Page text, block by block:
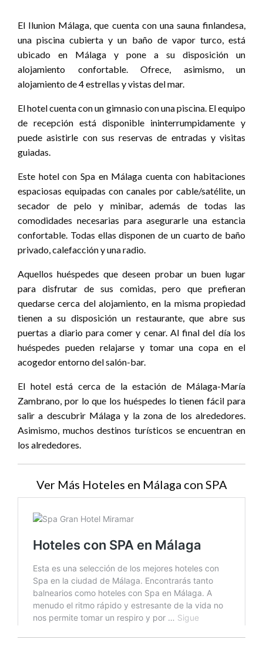
El Ilunion Málaga, que cuenta con una sauna finlandesa,
una piscina cubierta y un baño de vapor turco, está
ubicado en Málaga y pone a su disposición un
alojamiento confortable. Ofrece, asimismo, un
alojamiento de 4 estrellas y vistas del mar.
El hotel cuenta con un gimnasio con una piscina. El equipo
de recepción está disponible ininterrumpidamente y
puede asistirle con sus reservas de entradas y visitas
guiadas.
Este hotel con Spa en Málaga cuenta con habitaciones
espaciosas equipadas con canales por cable/satélite, un
secador de pelo y minibar, además de todas las
comodidades necesarias para asegurarle una estancia
confortable. Todas ellas disponen de un cuarto de baño
privado, calefacción y una radio.
Aquellos huéspedes que deseen probar un buen lugar
para disfrutar de sus comidas, pero que prefieran
quedarse cerca del alojamiento, en la misma propiedad
tienen a su disposición un restaurante, que abre sus
puertas a diario para comer y cenar. Al final del día los
huéspedes pueden relajarse y tomar una copa en el
acogedor entorno del salón-bar.
El hotel está cerca de la estación de Málaga-María
Zambrano, por lo que los huéspedes lo tienen fácil para
salir a descubrir Málaga y la zona de los alrededores.
Asimismo, muchos destinos turísticos se encuentran en
los alrededores.
Ver Más Hoteles en Málaga con SPA